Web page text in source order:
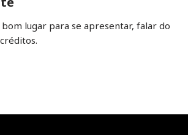
lugar para se apresentar, falar do